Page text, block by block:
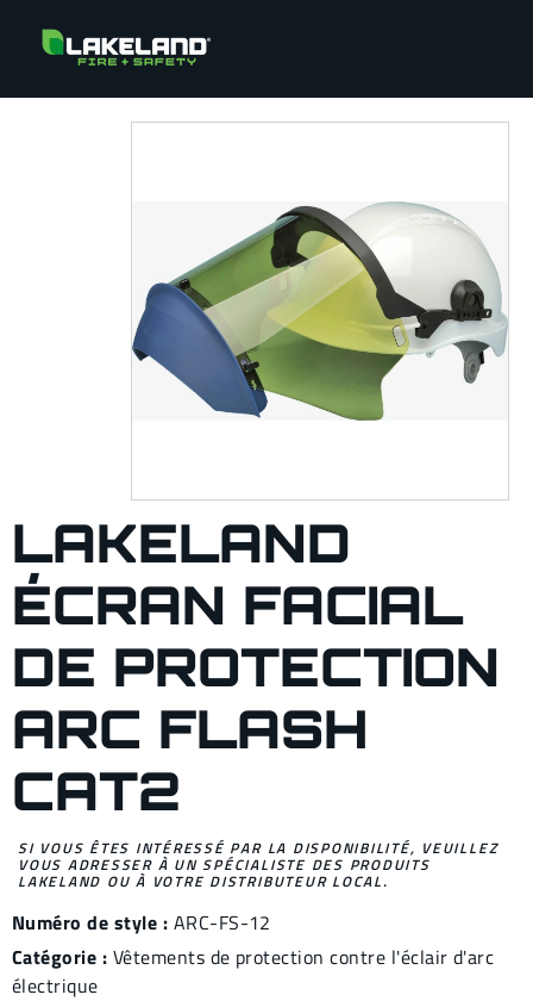
LAKELAND
ÉCRAN FACIAL
DE PROTECTION
ARC FLASH
CAT2
SI VOUS ÊTES INTÉRESSÉ PAR LA DISPONIBILITÉ, VEUILLEZ
VOUS ADRESSER À UN SPÉCIALISTE DES PRODUITS
LAKELAND OU À VOTRE DISTRIBUTEUR LOCAL.
Numéro de style : ARC-FS-12
Catégorie : Vêtements de protection contre l'éclair d'arc
électrique